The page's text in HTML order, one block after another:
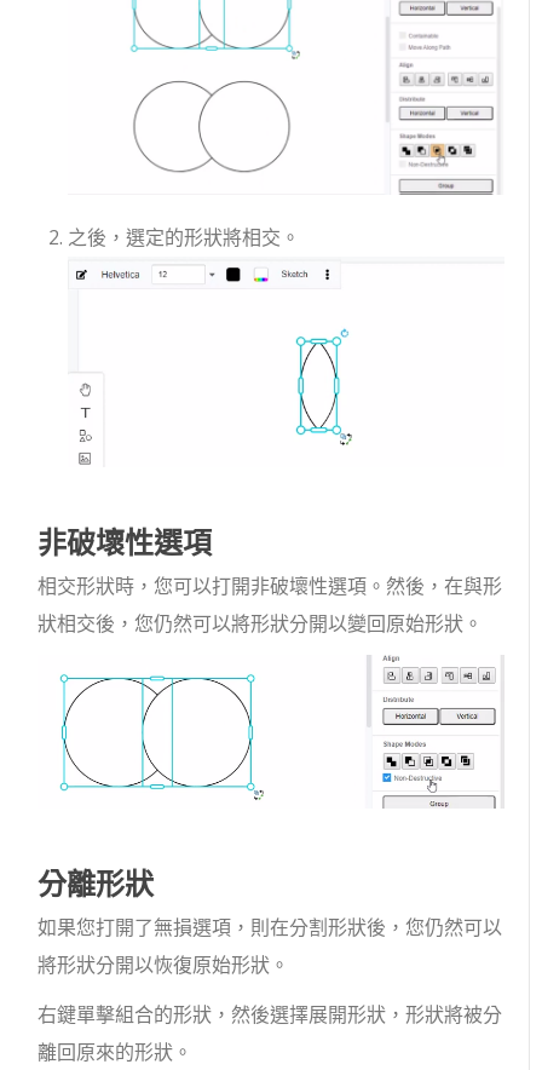
之後，選定的形狀將相交。
非破壞性選項
相交形狀時，您可以打開非破壞性選項。然後，在與形
狀相交後，您仍然可以將形狀分開以變回原始形狀。
分離形狀
如果您打開了無損選項，則在分割形狀後，您仍然可以
將形狀分開以恢復原始形狀。
右鍵單擊組合的形狀，然後選擇展開形狀，形狀將被分
離回原來的形狀。